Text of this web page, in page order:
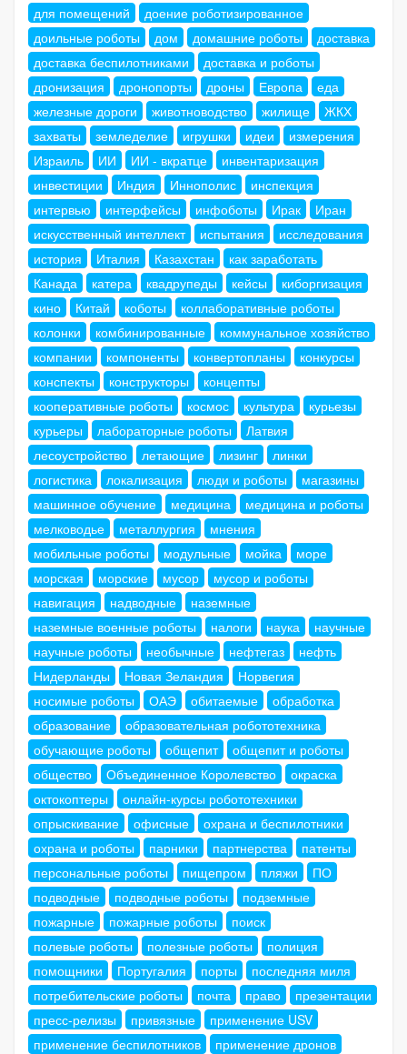
для помещений
доение роботизированное
доильные роботы
дом домашние роботы
доставка
доставка беспилотниками
доставка и роботы
дронизация
дронопорты дроны Европа
еда
железные дороги
животноводство жилище
ЖКХ
захваты
земледелие игрушки идеи
измерения
Израиль
ИИ ИИ - вкратце
инвентаризация
инвестиции
Индия Иннополис
инспекция
интервью
интерфейсы инфоботы Ирак
Иран
искусственный интеллект
испытания
исследования
история
Италия Казахстан
как заработать
Канада
катера квадрупеды кейсы
киборгизация
кино
Китай коботы
коллаборативные роботы
колонки
комбинированные
коммунальное хозяйство
компании
компоненты конвертопланы
конкурсы
конспекты
конструкторы
концепты
кооперативные роботы
космос культура
курьезы
курьеры
лабораторные роботы
Латвия
лесоустройство
летающие лизинг
линки
логистика
локализация люди и роботы
магазины
машинное обучение
медицина
медицина и роботы
мелководье
металлургия
мнения
мобильные роботы
модульные мойка
море
морская
морские мусор
мусор и роботы
навигация
надводные
наземные
наземные военные роботы
налоги наука
научные
научные роботы
необычные нефтегаз
нефть
Нидерланды
Новая Зеландия
Норвегия
носимые роботы
ОАЭ обитаемые
обработка
образование
образовательная робототехника
обучающие роботы
общепит
общепит и роботы
общество
Объединенное Королевство
окраска
октокоптеры
онлайн-курсы робототехники
опрыскивание
офисные
охрана и беспилотники
охрана и роботы
парники партнерства
патенты
персональные роботы
пищепром пляжи
ПО
подводные
подводные роботы
подземные
пожарные
пожарные роботы
поиск
полевые роботы
полезные роботы
полиция
помощники
Португалия порты
последняя миля
потребительские роботы
почта право
презентации
пресс-релизы
привязные
применение USV
применение беспилотников
применение дронов